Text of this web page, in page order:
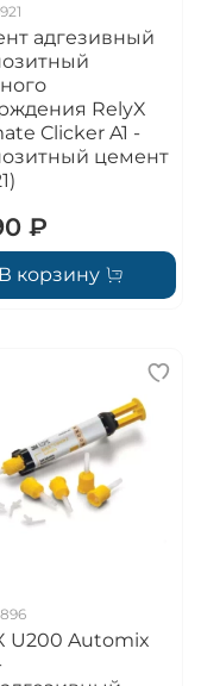
адгезивный
RelyX
Clicker A1 -
цемент
₽
В корзину
U200 Automix